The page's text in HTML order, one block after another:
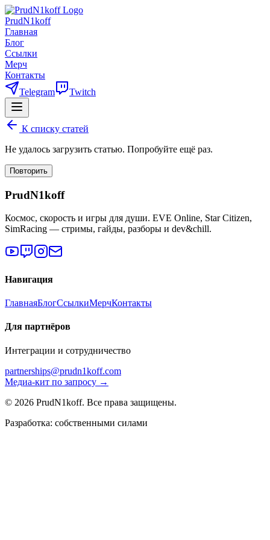
PrudN1koff
Главная
Блог
Ссылки
Мерч
Контакты
Telegram
Twitch
К списку статей
Не удалось загрузить статью. Попробуйте ещё раз.
Повторить
PrudN1koff
Космос, скорость и игры для души. EVE Online, Star Citizen,
SimRacing — стримы, гайды, разборы и dev&chill.
Навигация
ГлавнаяБлогСсылкиМерчКонтакты
Для партнёров
Интеграции и сотрудничество
partnerships@prudn1koff.com
Медиа-кит по запросу →
© 2026 PrudN1koff. Все права защищены.
Разработка: собственными силами